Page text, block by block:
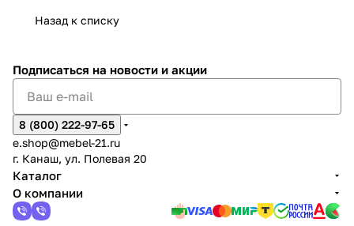
2
Назад к списку
Подписаться на новости и акции
8 (800) 222-97-65
e.shop@mebel-21.ru
г. Канаш, ул. Полевая 20
Каталог
О компании